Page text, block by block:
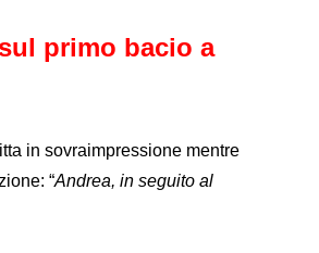
primo bacio a
in sovraimpressione mentre
“Andrea, in seguito al